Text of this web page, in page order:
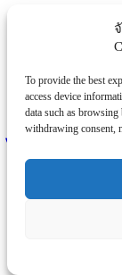
To provide the best
access device
data such as
withdrawing consent,
#เทคโน
เขียว #เ
ไทยทำ